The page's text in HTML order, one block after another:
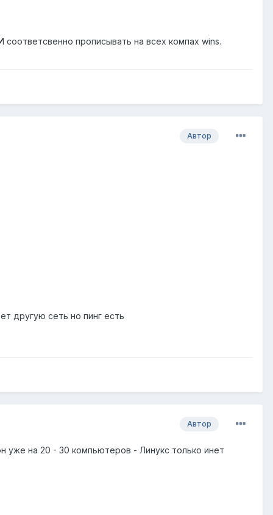
прописывать на всех компах wins.
Автор
другую сеть но пинг есть
Автор
уже на 20 - 30 компьютеров - Линукс только инет